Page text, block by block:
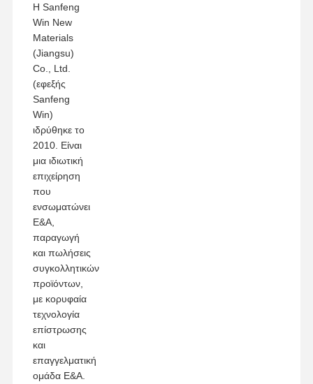
Η Sanfeng
Win New
Materials
(Jiangsu)
Co., Ltd.
(εφεξής
Sanfeng
Win)
ιδρύθηκε το
2010. Είναι
μια ιδιωτική
επιχείρηση
που
ενσωματώνει
Ε&Α,
παραγωγή
και πωλήσεις
συγκολλητικών
προϊόντων,
με κορυφαία
τεχνολογία
επίστρωσης
και
επαγγελματική
ομάδα Ε&Α.